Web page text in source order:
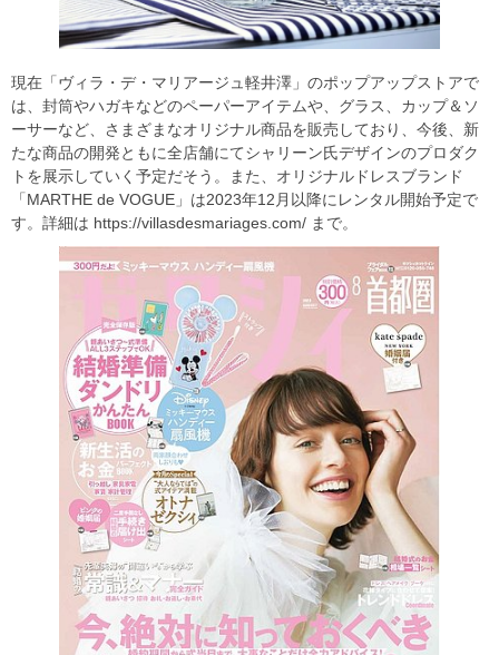
現在「ヴィラ・デ・マリアージュ軽井澤」のポップアップストアで
は、封筒やハガキなどのペーパーアイテムや、グラス、カップ＆ソ
ーサーなど、さまざまなオリジナル商品を販売しており、今後、新
たな商品の開発ともに全店舗にてシャリーン氏デザインのプロダク
トを展示していく予定だそう。また、オリジナルドレスブランド
「MARTHE de VOGUE」は2023年12月以降にレンタル開始予定で
す。詳細は https://villasdesmariages.com/ まで。